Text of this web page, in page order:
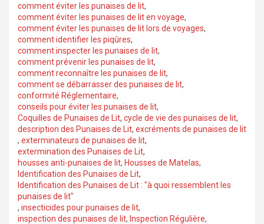
comment éviter les punaises de lit,
comment éviter les punaises de lit en voyage,
comment éviter les punaises de lit lors de voyages,
comment identifier les piqûres,
comment inspecter les punaises de lit,
comment prévenir les punaises de lit,
comment reconnaître les punaises de lit,
comment se débarrasser des punaises de lit,
conformité Réglementaire,
conseils pour éviter les punaises de lit,
Coquilles de Punaises de Lit, cycle de vie des punaises de lit,
description des Punaises de Lit, excréments de punaises de lit
, exterminateurs de punaises de lit,
extermination des Punaises de Lit,
housses anti-punaises de lit, Housses de Matelas,
Identification des Punaises de Lit,
Identification des Punaises de Lit : "à quoi ressemblent les
punaises de lit"
, insecticides pour punaises de lit,
inspection des punaises de lit, Inspection Régulière,